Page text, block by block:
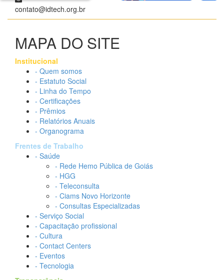
contato@idtech.org.br
MAPA DO SITE
Institucional
- Quem somos
- Estatuto Social
- Linha do Tempo
- Certificações
- Prêmios
- Relatórios Anuais
- Organograma
Frentes de Trabalho
- Saúde
- Rede Hemo Pública de Goiás
- HGG
- Teleconsulta
- Ciams Novo Horizonte
- Consultas Especializadas
- Serviço Social
- Capacitação profissional
- Cultura
- Contact Centers
- Eventos
- Tecnologia